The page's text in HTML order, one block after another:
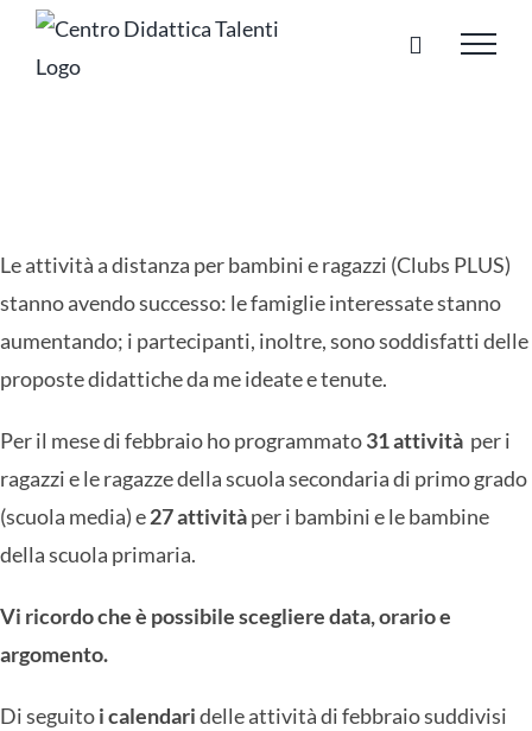
Salta
Le attività a distanza per bambini e ragazzi (Clubs PLUS)
stanno avendo successo: le famiglie interessate stanno
aumentando; i partecipanti, inoltre, sono soddisfatti delle
proposte didattiche da me ideate e tenute.
Per il mese di febbraio ho programmato31 attività per i
ragazzi e le ragazze della scuola secondaria di primo grado
(scuola media) e27 attivitàper i bambini e le bambine
della scuola primaria.
Vi ricordo che è possibile scegliere data, orario e
argomento.
Di seguitoi calendaridelle attività di febbraio suddivisi